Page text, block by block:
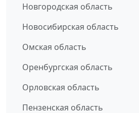
Новгородская область
Новосибирская область
Омская область
Оренбургская область
Орловская область
Пензенская область